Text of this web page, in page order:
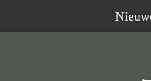
direct